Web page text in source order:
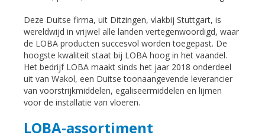
Deze Duitse firma, uit Ditzingen, vlakbij Stuttgart, is
wereldwijd in vrijwel alle landen vertegenwoordigd, waar
de LOBA producten succesvol worden toegepast. De
hoogste kwaliteit staat bij LOBA hoog in het vaandel.
Het bedrijf LOBA maakt sinds het jaar 2018 onderdeel
uit van Wakol, een Duitse toonaangevende leverancier
van voorstrijkmiddelen, egaliseermiddelen en lijmen
voor de installatie van vloeren.
LOBA-assortiment